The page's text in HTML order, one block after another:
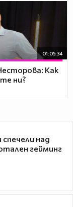
01:05:34
Как
ни?
над
гейминг